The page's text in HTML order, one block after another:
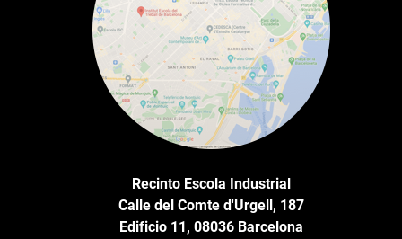
Recinto Escola Industrial
Calle del Comte d'Urgell, 187
Edificio 11, 08036 Barcelona